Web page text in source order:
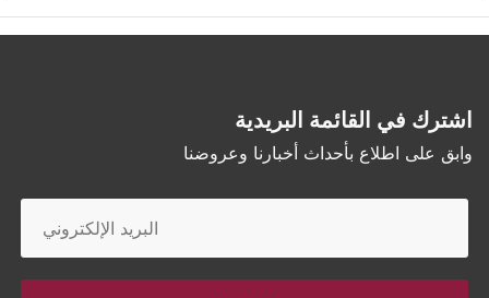
اشترك في القائمة البريدية
وابق على اطلاع بأحداث أخبارنا وعروضنا